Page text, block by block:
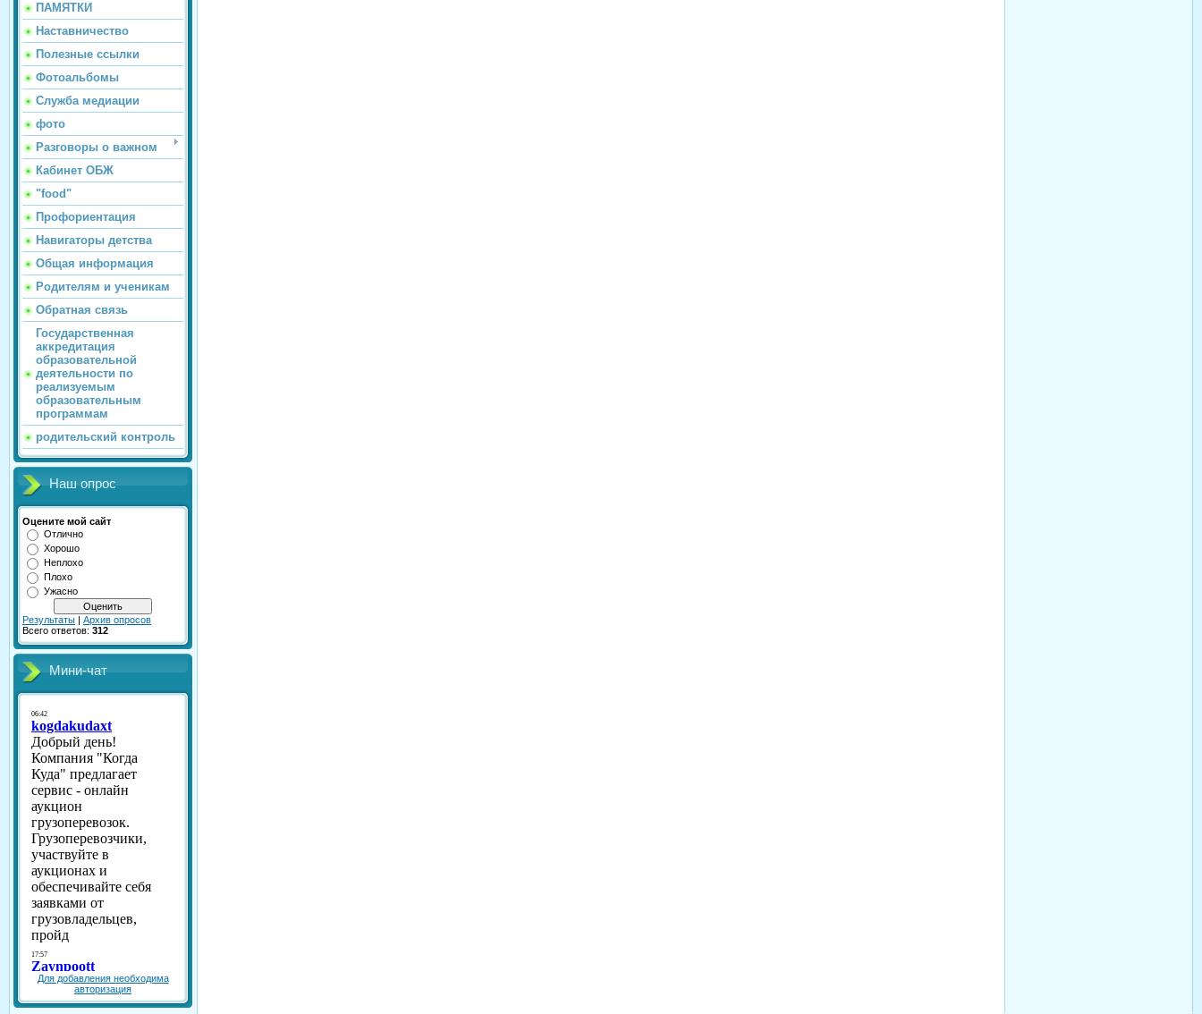
ПАМЯТКИ
Наставничество
Полезные ссылки
Фотоальбомы
Служба медиации
фото
Разговоры о важном
Кабинет ОБЖ
"food"
Профориентация
Навигаторы детства
Общая информация
Родителям и ученикам
Обратная связь
Государственная
аккредитация
образовательной
деятельности по
реализуемым
образовательным
программам
родительский контроль
Наш опрос
Оцените мой сайт
Отлично
Хорошо
Неплохо
Плохо
Ужасно
Результаты | Архив опросов
Всего ответов: 312
Мини-чат
Для добавления необходима
авторизация